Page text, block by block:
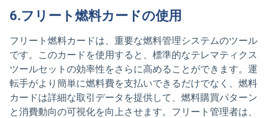
6.フリート燃料カードの使用
フリート燃料カードは、重要な燃料管理システムのツール
です。このカードを使用すると、標準的なテレマティクス
ツールセットの効率性をさらに高めることができます。運
転手がより簡単に燃料費を支払いできるだけでなく、燃料
カードは詳細な取引データを提供して、燃料購買パターン
と消費動向の可視化を向上させます。フリート管理者は、